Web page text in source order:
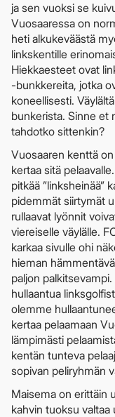
ja sen vuoksi se
Vuosaaressa on
heti alkukeväästä
linkskentille
Hiekkaesteet ovat
-bunkkereita, jotka
koneellisesti.
bunkerista. Sinne et
tahdotko sittenkin?
Vuosaaren kenttä
kertaa sitä
pitkää ”linksheinää”
pidemmät siirtymät
rullaavat lyönnit
viereiselle väylälle.
karkaa sivulle ohi
hieman
paljon
hullaantua
olemme
kertaa pelaamaan
lämpimästi
kentän tunteva
sopivan peliryhmän
Maisema on erittäin
kahvin tuoksu valtaa